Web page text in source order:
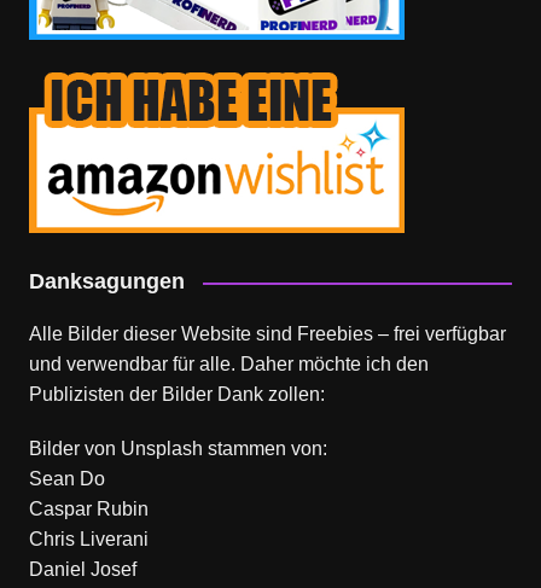
Danksagungen
Alle Bilder dieser Website sind Freebies – frei verfügbar
und verwendbar für alle. Daher möchte ich den
Publizisten der Bilder Dank zollen:
Bilder von Unsplash stammen von:
Sean Do
Caspar Rubin
Chris Liverani
Daniel Josef